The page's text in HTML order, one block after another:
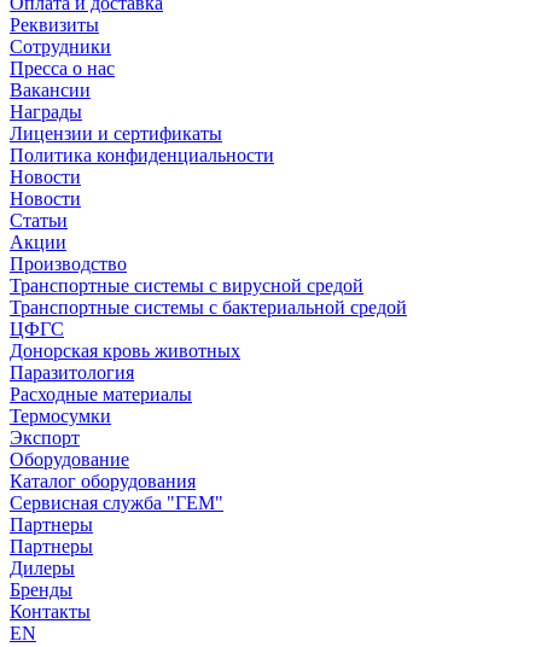
Реквизиты
Сотрудники
Пресса о нас
Вакансии
Награды
Лицензии и сертификаты
Политика конфиденциальности
Новости
Новости
Статьи
Акции
Производство
Транспортные системы с вирусной средой
Транспортные системы с бактериальной средой
ЦФГС
Донорская кровь животных
Паразитология
Расходные материалы
Термосумки
Экспорт
Оборудование
Каталог оборудования
Сервисная служба "ГЕМ"
Партнеры
Партнеры
Дилеры
Бренды
Контакты
EN